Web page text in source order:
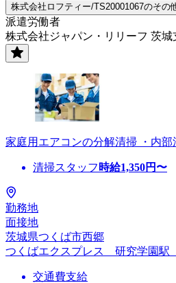
株式会社ロフティー/TS20001067のその
派遣労働者
株式会社ジャパン・リリーフ 茨城
家庭用エアコンの分解清掃 ・内
清掃スタッフ 時給1,350円〜
勤務地
面接地
茨城県つくば市西郷
つくばエクスプレス 研究学園駅
交通費支給